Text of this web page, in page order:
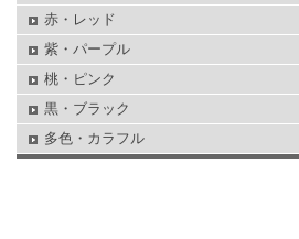
赤・レッド
紫・パープル
桃・ピンク
黒・ブラック
多色・カラフル